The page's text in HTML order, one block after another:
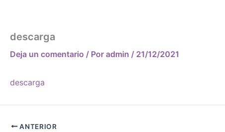
descarga
Deja un comentario / Por admin / 21/12/2021
descarga
ANTERIOR